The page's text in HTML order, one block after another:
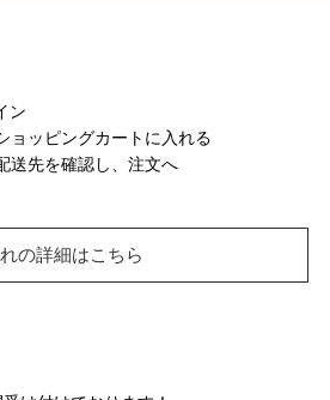
ン
ョッピングカートに入れる
送先を確認し、注文へ
の詳細はこちら